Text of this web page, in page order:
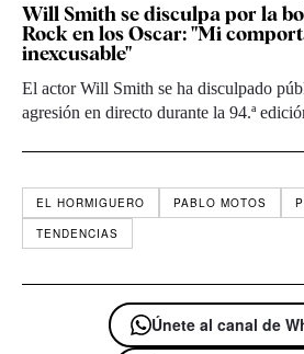
Will Smith se disculpa por la
Rock en los Oscar: "Mi
inexcusable"
El actor Will Smith se ha disculpado
agresión en directo durante la 94.ª
EL HORMIGUERO PABLO MOTOS
TENDENCIAS
Únete al canal de